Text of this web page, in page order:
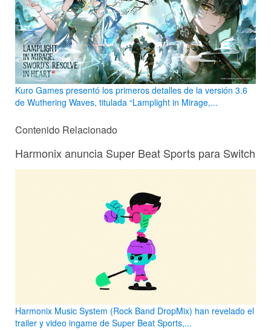
Kuro Games presentó los primeros detalles de la versión 3.6
de Wuthering Waves, titulada “Lamplight in Mirage,...
Contenido Relacionado
Harmonix anuncia Super Beat Sports para Switch
Harmonix Music System (Rock Band DropMix) han revelado el
trailer y video ingame de Super Beat Sports,...